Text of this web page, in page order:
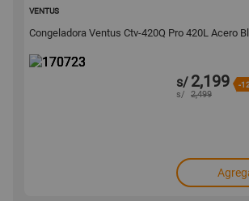
VENTUS
Congeladora Ventus Ctv-420Q Pro 420L Acero
s/ 2,199 -
s/ 2,499